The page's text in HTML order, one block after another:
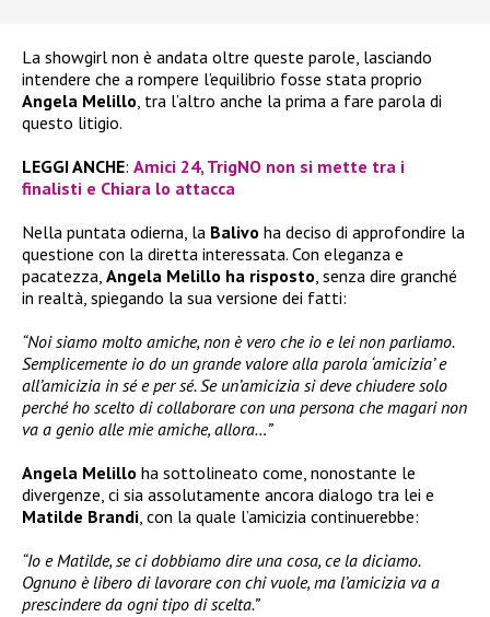
La showgirl non è andata oltre queste parole, lasciando
intendere che a rompere l’equilibrio fosse stata proprio
Angela Melillo , tra l’altro anche la prima a fare parola di
questo litigio.
LEGGI ANCHE: Amici 24, TrigNO non si mette tra i
finalisti e Chiara lo attacca
Nella puntata odierna, la Balivo ha deciso di approfondire la
questione con la diretta interessata. Con eleganza e
pacatezza, Angela Melillo ha risposto , senza dire granché
in realtà, spiegando la sua versione dei fatti:
“Noi siamo molto amiche, non è vero che io e lei non parliamo.
Semplicemente io do un grande valore alla parola ‘amicizia’ e
all’amicizia in sé e per sé. Se un’amicizia si deve chiudere solo
perché ho scelto di collaborare con una persona che magari non
va a genio alle mie amiche, allora…”
Angela Melillo ha sottolineato come, nonostante le
divergenze, ci sia assolutamente ancora dialogo tra lei e
Matilde Brandi , con la quale l’amicizia continuerebbe:
“Io e Matilde, se ci dobbiamo dire una cosa, ce la diciamo.
Ognuno è libero di lavorare con chi vuole, ma l’amicizia va a
prescindere da ogni tipo di scelta.”